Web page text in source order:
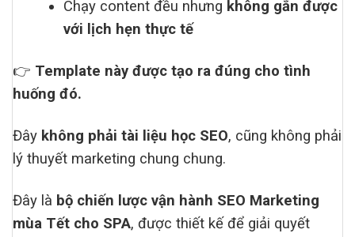
Chạy content đều nhưng không gắn được
với lịch hẹn thực tế
👉 Template này được tạo ra đúng cho tình
huống đó.
Đây không phải tài liệu học SEO, cũng không phải
lý thuyết marketing chung chung.
Đây là bộ chiến lược vận hành SEO Marketing
mùa Tết cho SPA, được thiết kế để giải quyết